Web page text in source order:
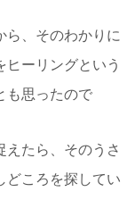
ら、そのわかりに
ヒーリングという
も思ったので
えたら、そのうさ
どころを探してい